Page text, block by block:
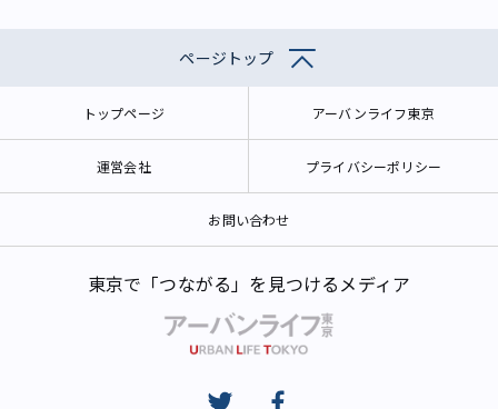
ページトップ
トップページ アーバンライフ東京
運営会社 プライバシーポリシー
お問い合わせ
東京で「つながる」を見つけるメディア